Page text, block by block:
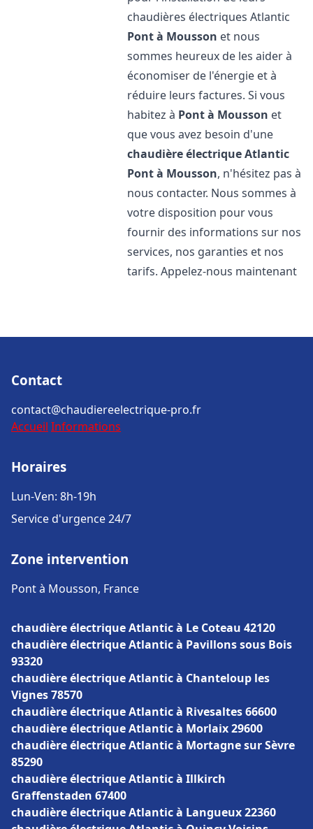
chaudières électriques Atlantic
Pont à Mousson et nous
sommes heureux de les aider à
économiser de l'énergie et à
réduire leurs factures. Si vous
habitez à Pont à Mousson et
que vous avez besoin d'une
chaudière électrique Atlantic
Pont à Mousson, n'hésitez pas à
nous contacter. Nous sommes à
votre disposition pour vous
fournir des informations sur nos
services, nos garanties et nos
tarifs. Appelez-nous maintenant
Contact
contact@chaudiereelectrique-pro.fr
Accueil Informations
Horaires
Lun-Ven: 8h-19h
Service d'urgence 24/7
Zone intervention
Pont à Mousson, France
chaudière électrique Atlantic à Le Coteau 42120
chaudière électrique Atlantic à Pavillons sous Bois
93320
chaudière électrique Atlantic à Chanteloup les
Vignes 78570
chaudière électrique Atlantic à Rivesaltes 66600
chaudière électrique Atlantic à Morlaix 29600
chaudière électrique Atlantic à Mortagne sur Sèvre
85290
chaudière électrique Atlantic à Illkirch
Graffenstaden 67400
chaudière électrique Atlantic à Langueux 22360